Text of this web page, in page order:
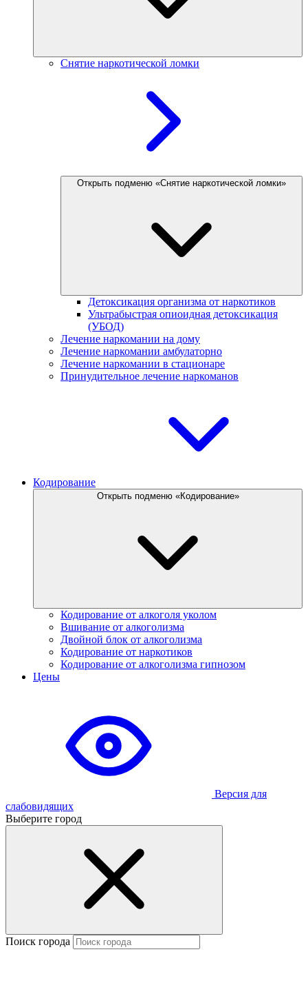
Снятие наркотической ломки
Открыть подменю «Снятие наркотической ломки»
Детоксикация организма от наркотиков
Ультрабыстрая опиоидная детоксикация
(УБОД)
Лечение наркомании на дому
Лечение наркомании амбулаторно
Лечение наркомании в стационаре
Принудительное лечение наркоманов
Кодирование
Открыть подменю «Кодирование»
Кодирование от алкоголя уколом
Вшивание от алкоголизма
Двойной блок от алкоголизма
Кодирование от наркотиков
Кодирование от алкоголизма гипнозом
Цены
Версия для
слабовидящих
Выберите город
Поиск города